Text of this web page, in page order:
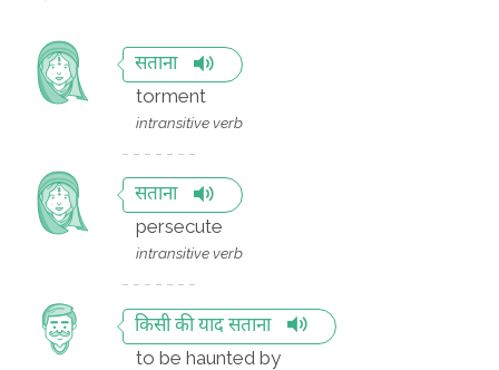
सताना
torment
intransitive verb
सताना
persecute
intransitive verb
किसी की याद सताना
to be haunted by